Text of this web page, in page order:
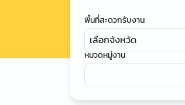
พื้นที่สะดวกรับงาน
เลือกจังหวัด
หมวดหมู่งาน